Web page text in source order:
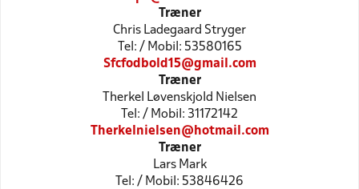
Træner
Chris Ladegaard Stryger
Tel: / Mobil: 53580165
Sfcfodbold15@gmail.com
Træner
Therkel Løvenskjold Nielsen
Tel: / Mobil: 31172142
Therkelnielsen@hotmail.com
Træner
Lars Mark
Tel: / Mobil: 53846426